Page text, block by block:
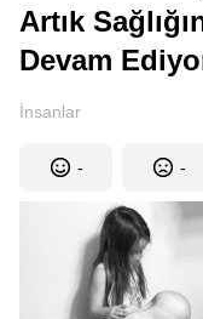
Artık
Devam
İnsanlar
- -